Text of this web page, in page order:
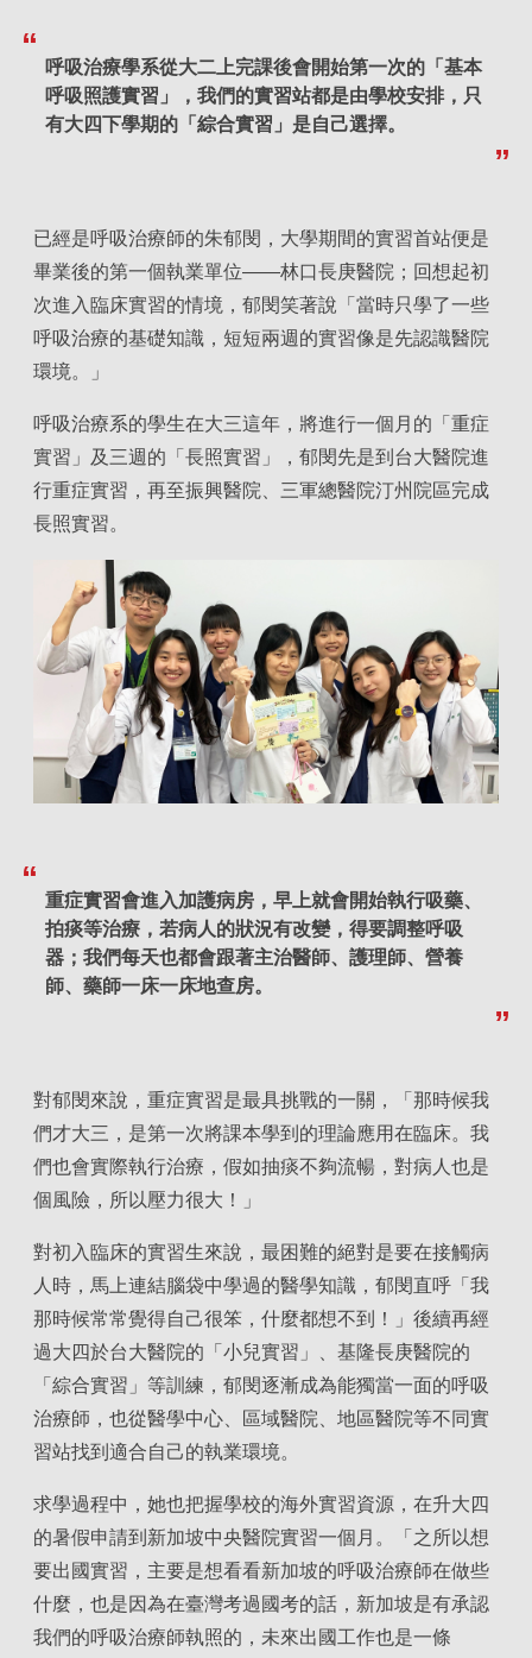
呼吸治療學系從大二上完課後會開始第一次的「基本
呼吸照護實習」，我們的實習站都是由學校安排，只
有大四下學期的「綜合實習」是自己選擇。
已經是呼吸治療師的朱郁閔，大學期間的實習首站便是
畢業後的第一個執業單位——林口長庚醫院；回想起初
次進入臨床實習的情境，郁閔笑著說「當時只學了一些
呼吸治療的基礎知識，短短兩週的實習像是先認識醫院
環境。」
呼吸治療系的學生在大三這年，將進行一個月的「重症
實習」及三週的「長照實習」，郁閔先是到台大醫院進
行重症實習，再至振興醫院、三軍總醫院汀州院區完成
長照實習。
重症實習會進入加護病房，早上就會開始執行吸藥、
拍痰等治療，若病人的狀況有改變，得要調整呼吸
器；我們每天也都會跟著主治醫師、護理師、營養
師、藥師一床一床地查房。
對郁閔來說，重症實習是最具挑戰的一關，「那時候我
們才大三，是第一次將課本學到的理論應用在臨床。我
們也會實際執行治療，假如抽痰不夠流暢，對病人也是
個風險，所以壓力很大！」
對初入臨床的實習生來說，最困難的絕對是要在接觸病
人時，馬上連結腦袋中學過的醫學知識，郁閔直呼「我
那時候常常覺得自己很笨，什麼都想不到！」後續再經
過大四於台大醫院的「小兒實習」、基隆長庚醫院的
「綜合實習」等訓練，郁閔逐漸成為能獨當一面的呼吸
治療師，也從醫學中心、區域醫院、地區醫院等不同實
習站找到適合自己的執業環境。
求學過程中，她也把握學校的海外實習資源，在升大四
的暑假申請到新加坡中央醫院實習一個月。「之所以想
要出國實習，主要是想看看新加坡的呼吸治療師在做些
什麼，也是因為在臺灣考過國考的話，新加坡是有承認
我們的呼吸治療師執照的，未來出國工作也是一條